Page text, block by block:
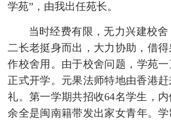
学苑”，由我出任苑长。
当时经费有限，无力兴建校
二长老挺身而出，大力协助，借
作校舍用。由于校舍问题，学苑一
正式开学。元果法师特地由香港
礼。第一学期共招收64名学生，
余全是闽南籍带发出家女青年。学